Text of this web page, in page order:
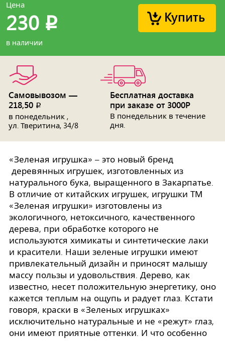
Купить
Цена
230 p
в наличии
Самовывозом —
218,50 p
в понедельник ,
ул. Тверитина, 34/8
Бесплатная доставка
при заказе от 3000Р
В понедельник в течение
дня.
«Зеленая игрушка» – это новый бренд
деревянных игрушек, изготовленных из
натурального бука, выращенного в Закарпатье.
В отличие от китайских игрушек, игрушки ТМ
«Зеленая игрушки» изготовлены из
экологичного, нетоксичного, качественного
дерева, при обработке которого не
используются химикаты и синтетические лаки
и красители. Наши зеленые игрушки имеют
привлекательный дизайн и приносят малышу
массу пользы и удовольствия. Дерево, как
известно, несет положительную энергетику, оно
кажется теплым на ощупь и радует глаз. Кстати
говоря, краски в «Зеленых игрушках»
исключительно натуральные и не «режут» глаз,
они имеют приятные оттенки. И что особенно